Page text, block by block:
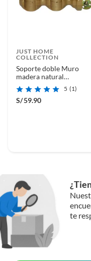
JUST HOME
COLLECTION
Soporte doble Muro
madera natural
28/28mm (2un) 5 (1)
S/59.90
te